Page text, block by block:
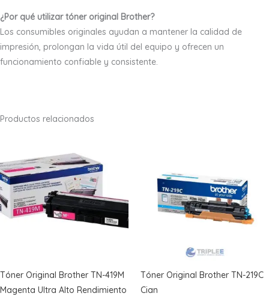
¿Por qué utilizar tóner original Brother?
Los consumibles originales ayudan a mantener la calidad de
impresión, prolongan la vida útil del equipo y ofrecen un
funcionamiento confiable y consistente.
Productos relacionados
Tóner Original Brother TN-419M
Magenta Ultra Alto Rendimiento
Tóner Original Brother TN-219C
Cian